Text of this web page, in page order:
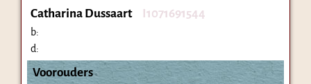
Catharina Dussaart I1071691544
b:
d:
Voorouders